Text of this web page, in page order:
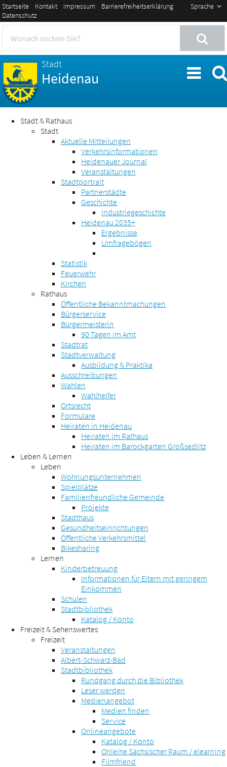
Sprache
Startseite Kontakt Impressum
Barrierefreiheitserklärung
Datenschutz
Stadt
Heidenau
Stadt & Rathaus
Stadt
Aktuelle Mitteilungen
Verkehrsinformationen
Heidenauer Journal
Veranstaltungen
Stadtportrait
Partnerstädte
Geschichte
Industriegeschichte
Heidenau 2035+
Ergebnisse
Umfragebögen
Statistik
Feuerwehr
Kirchen
Rathaus
Öffentliche Bekanntmachungen
Bürgerservice
Bürgermeisterin
90 Tagen im Amt
Stadtrat
Stadtverwaltung
Ausbildung & Praktika
Ausschreibungen
Wahlen
Wahlhelfer
Ortsrecht
Formulare
Heiraten in Heidenau
Heiraten im Rathaus
Heiraten im Barockgarten Großsedlitz
Leben & Lernen
Leben
Wohnungsunternehmen
Spielplätze
Familienfreundliche Gemeinde
Projekte
Stadthaus
Gesundheitseinrichtungen
Öffentliche Verkehrsmittel
Bikesharing
Lernen
Kinderbetreuung
Informationen für Eltern mit geringem
Einkommen
Schulen
Stadtbibliothek
Katalog / Konto
Freizeit & Sehenswertes
Freizeit
Veranstaltungen
Albert-Schwarz-Bad
Stadtbibliothek
Rundgang durch die Bibliothek
Leser werden
Medienangebot
Medien finden
Service
Onlineangebote
Katalog / Konto
Onleihe Sächsischer Raum / elearning
Filmfriend